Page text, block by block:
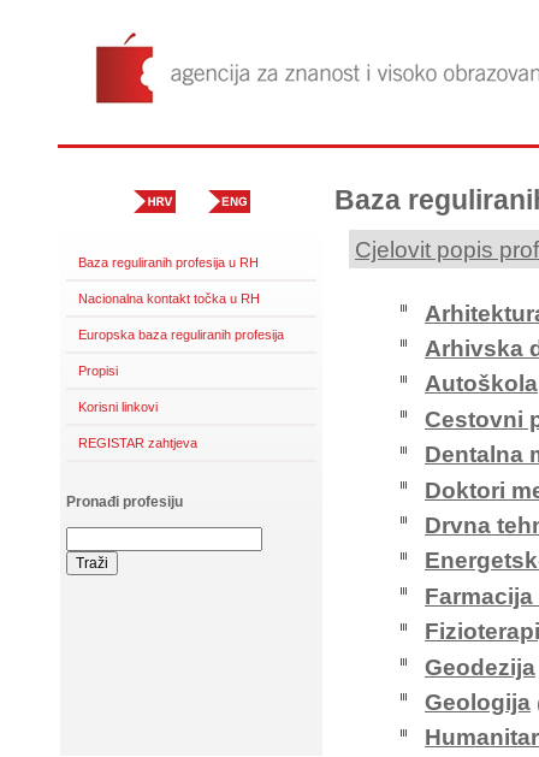
Baza reguliranih profesija u RH
Nacionalna kontakt točka u RH
Europska baza reguliranih profesija
Propisi
Korisni linkovi
REGISTAR zahtjeva
Pronađi profesiju
Baza
Cjelovit popis
Arhivska
Autoškola
Cestovni
Dentalna
Doktori
Drvna
Geodezija
Geologija